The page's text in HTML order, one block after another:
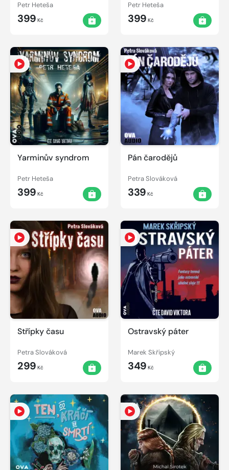
Petr Heteša
399 Kč
Petr Heteša
399 Kč
Yarminův syndrom
Petr Heteša
399 Kč
Pán čarodějů
Petra Slováková
339 Kč
Střípky času
Petra Slováková
299 Kč
Ostravský páter
Marek Skřipský
349 Kč